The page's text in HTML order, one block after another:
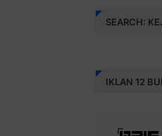
SEARCH:
IKLAN 12